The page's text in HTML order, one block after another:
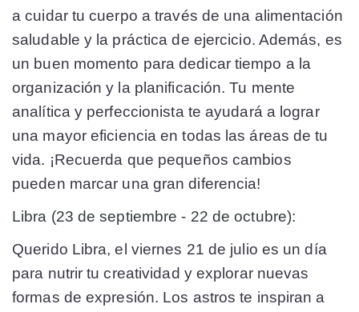
a cuidar tu cuerpo a través de una alimentación
saludable y la práctica de ejercicio. Además, es
un buen momento para dedicar tiempo a la
organización y la planificación. Tu mente
analítica y perfeccionista te ayudará a lograr
una mayor eficiencia en todas las áreas de tu
vida. ¡Recuerda que pequeños cambios
pueden marcar una gran diferencia!
Libra (23 de septiembre - 22 de octubre):
Querido Libra, el viernes 21 de julio es un día
para nutrir tu creatividad y explorar nuevas
formas de expresión. Los astros te inspiran a